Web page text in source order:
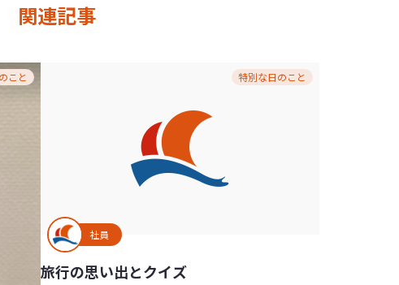
関連記事
こと 特別な日のこと
社員
旅行の思い出とクイズ